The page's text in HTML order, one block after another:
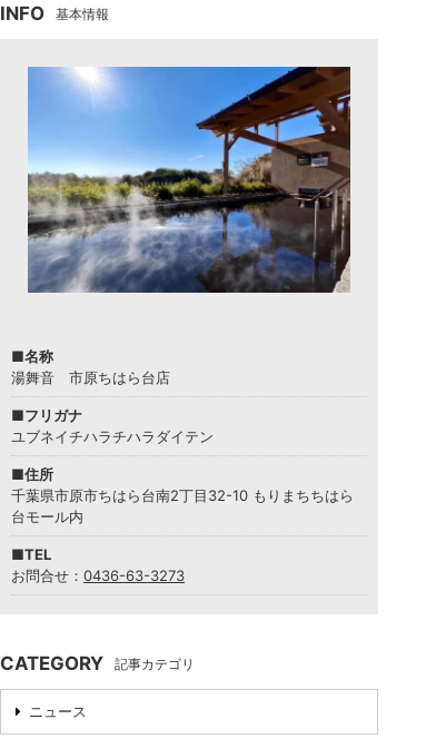
INFO 基本情報
■名称
湯舞音 市原ちはら台店
■フリガナ
ユブネイチハラチハラダイテン
■住所
千葉県市原市ちはら台南2丁目32-10 もりまちちはら
台モール内
■TEL
お問合せ： 0436-63-3273
CATEGORY 記事カテゴリ
ニュース